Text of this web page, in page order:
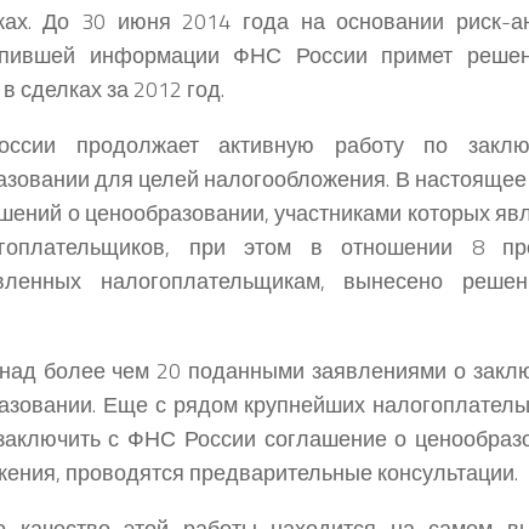
До 30 июня 2014 года на основании риск-
информации ФНС России примет
сделках за 2012 год.
продолжает активную работу по
для целей налогообложения. В
о ценообразовании, участниками которых
при этом в отношении 8
налогоплательщикам, вынесено
более чем 20 поданными заявлениями о
Еще с рядом крупнейших
с ФНС России соглашение о
проводятся предварительные консультации.